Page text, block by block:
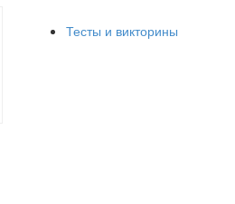
Тесты и викторины